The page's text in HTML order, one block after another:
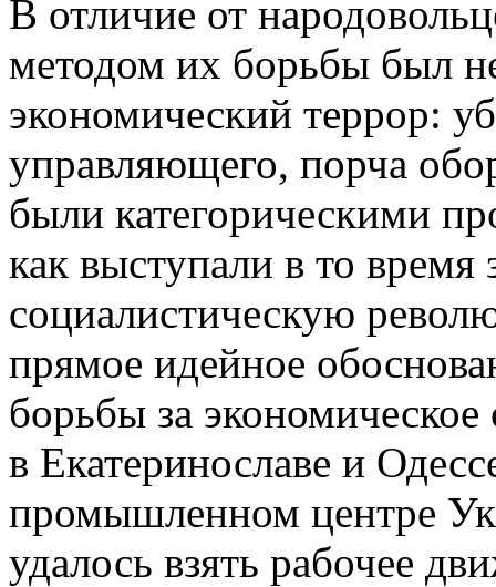
В отличие от
методом их борьбы был
экономический террор:
управляющего, порча
были категорическими
как выступали в то время
социалистическую
прямое идейное
борьбы за
в Екатеринославе и
промышленном центре
удалось взять рабочее